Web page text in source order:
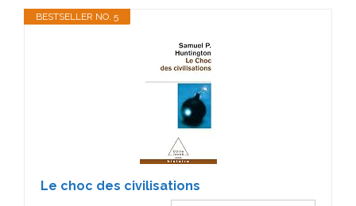
BESTSELLER NO. 5
Le choc des civilisations